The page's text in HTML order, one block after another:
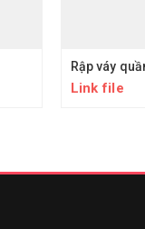
Rập váy
Link file